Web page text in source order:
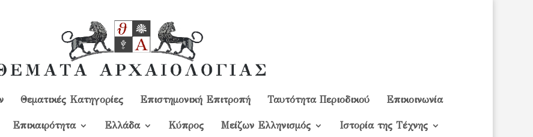
Θεματικές Κατηγορίες Επιστημονική Επιτροπή Ταυτότητα Περιοδικού Επικοινωνία
Επικαιρότητα Ελλάδα Kύπρος Μείζων Ελληνισμός Ιστορία της Τέχνης